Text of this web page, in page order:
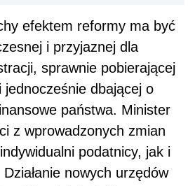
efektem reformy ma być
i przyjaznej dla
sprawnie pobierającej
jednocześnie dbającej o
państwa. Minister
z wprowadzonych zmian
podatnicy, jak i
nowych urzędów